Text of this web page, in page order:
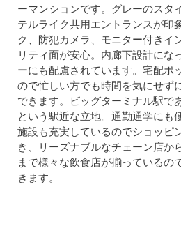
ーマンションです。グレーのスタ
テルライク共用エントランスが印
ク、防犯カメラ、モニター付きイ
リティ面が安心。内廊下設計にな
ーにも配慮されています。宅配ボ
ので忙しい方でも時間を気にせず
できます。ビッグターミナル駅で
という駅近な立地。通勤通学にも
施設も充実しているのでショッピ
き、リーズナブルなチェーン店か
まで様々な飲食店が揃っているの
きます。